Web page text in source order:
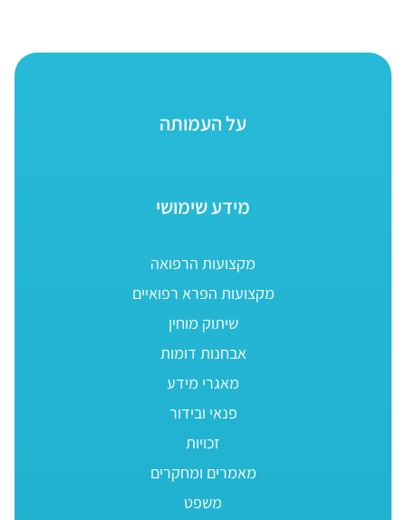
על העמותה
מידע שימושי
מקצועות הרפואה
מקצועות הפרא רפואיים
שיתוק מוחין
אבחנות דומות
מאגרי מידע
פנאי ובידור
זכויות
מאמרים ומחקרים
משפט